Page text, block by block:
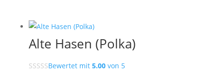
Alte Hasen (Polka)
Bewertet mit 5.00von 5